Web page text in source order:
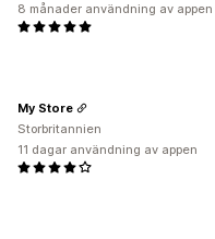
8 månader användning av appen
My Store
Storbritannien
11 dagar användning av appen